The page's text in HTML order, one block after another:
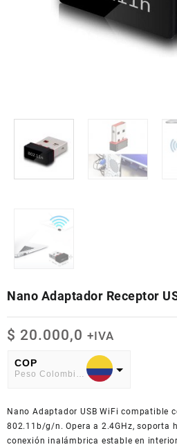
Nano Adaptador Receptor
$ 20.000,0 +IVA
COP
Peso Colombiano
American Dollar
Nano Adaptador USB WiFi compatible
802.11b/g/n. Opera a 2.4GHz, soporta
conexión inalámbrica estable en